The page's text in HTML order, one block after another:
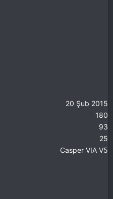
20 Şub 2015
180
93
25
Casper VIA V5